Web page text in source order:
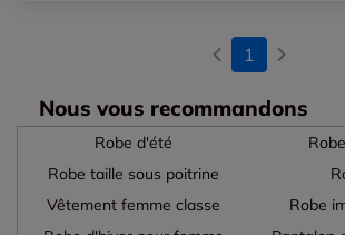
1
Nous vous recommandons
Robe d'été
Robe taille sous poitrine
Vêtement femme classe
Robe